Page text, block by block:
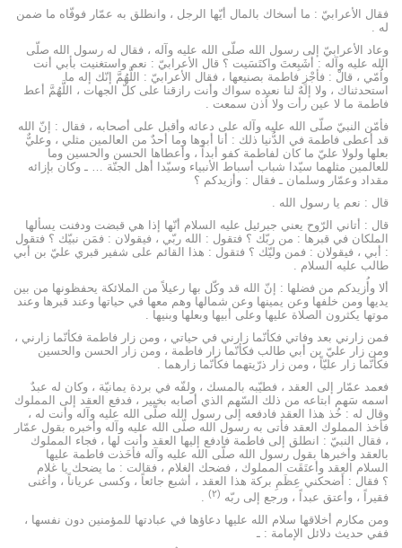
فقال الأعرابيّ : ما أسخاك بالمال أيّها الرجل ، وانطلق به عمّار فوفّاه ما ضمن
له .
وعاد الأعرابيّ إلى رسول الله صلّى الله عليه وآله ، فقال له رسول الله صلّى
الله عليه وآله : أَشَبِعتَ واكتَسَيت ؟ قال الأعرابيّ : نعم واستغنيت بأبي أنت
واُمّي ، قالْ : فأجْزِ فاطمة بصنيعها ، فقال الأعرابيّ : اللَّهُمَّ إنّك إله ما
استحدثناك ، ولا إلهٌ لنا نعبده سواك وأنت رازقنا على كلّ الجهات ، اللَّهُمَّ أعط
فاطمة ما لا عين رأت ولا اُذن سمعت .
فأمّن النبيّ صلّى الله عليه وآله على دعائه وأقبل على أصحابه ، فقال : إنّ الله
قد أعطى فاطمة في الدُّنيا ذلك : أنا أبوها وما أحدٌ من العالمين مثلي ، وعليٌّ
بعلها ولولا عليّ ما كان لفاطمة كفو أبداً ، وأعطاها الحسن والحسين وما
للعالمين مثلهما سيّدا شباب أسباط الأنبياء وسيّدا أهل الجنّة … ـ وكان بإزائه
مقداد وعمّار وسلمان ـ فقال : وأزيدكم ؟
قال : نعم يا رسول الله .
قال : أتاني الرّوح يعني جبرئيل عليه السلام أنّها إذا هي قبضت ودفنت يسألها
الملكان في قبرها : من ربّك ؟ فتقول : الله ربّي ، فيقولان : فمَن نبيّك ؟ فتقول
: أبي ، فيقولان : فمن وليّك ؟ فتقول : هذا القائم على شفير قبري عليّ بن أبي
طالب عليه السلام .
ألا وأُزيدكم من فضلها : إنّ الله قد وكّل بها رعيلاً من الملائكة يحفظونها من بين
يديها ومن خلفها وعن يمينها وعن شمالها وهم معها في حياتها وعند قبرها وعند
موتها يكثرون الصلاة عليها وعلى أبيها وبعلها وبنيها .
فمن زارني بعد وفاتي فكأنّما زارني في حياتي ، ومن زار فاطمة فكأنّما زارني ،
ومن زار عليّ بن أبي طالب فكأنّما زار فاطمة ، ومن زار الحسن والحسين
فكأنّما زار عليّاً ، ومن زار ذرّيتهما فكأنّما زارهما .
فعمد عمّار إلى العقد ، فطيّبه بالمسك ، ولفّه في بردة يمانيّة ، وكان له عبدٌ
اسمه سَهم ابتاعه من ذلك السّهم الذي أصابه بخبير ، فدفع العقد إلى المملوك
وقال له : خُذ هذا العقد فادفعه إلى رسول الله صلّى الله عليه وآله وأنت له ،
فأخذ المملوك العقد فأتى به رسول الله صلّى الله عليه وآله وأخبره بقول عمّار
، فقال النبيّ : انطلق إلى فاطمة فادفع إليها العقد وأنت لها ، فجاء المملوك
بالعقد وأخبرها بقول رسول الله صلّى الله عليه وآله فأخَذت فاطمة عليها
السلام العِقد وأعتَقَت المملوك ، فضحك الغلام ، فقالت : ما يضحك يا غلام
؟ فقال : أضحكني عِظَمِ بركة هذا العقد ، أشبع جائعاً ، وكسى عرياناً ، وأغنى
فقيراً ، وأعتق عبداً ، ورجع إلى ربّه (۲)
.
ومن مكارم أخلاقها سلام الله عليها دعاؤها في عبادتها للمؤمنين دون نفسها ،
ففي حديث دلائل الإمامة : ـ